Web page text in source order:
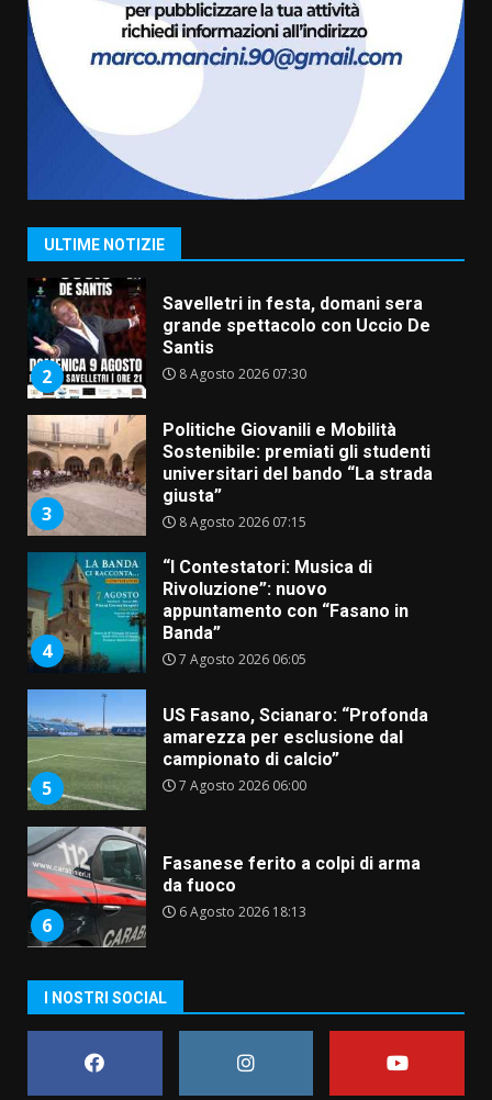
ULTIME NOTIZIE
Carta d’identità: continua il piano
di aperture straordinarie del
Comune di Fasano
6 Agosto 2026 14:16
1
La Banda Città di Fasano apre
ufficialmente la Festa di
2
Savelletri in festa, domani sera
grande spettacolo con Uccio De
Santis
8 Agosto 2026 07:30
3
Politiche Giovanili e Mobilità
Sostenibile: premiati gli studenti
universitari del bando “La strada
giusta”
8 Agosto 2026 07:15
4
“I Contestatori: Musica di
Rivoluzione”: nuovo
appuntamento con “Fasano in
Banda”
7 Agosto 2026 06:05
5
US Fasano, Scianaro: “Profonda
amarezza per esclusione dal
campionato di calcio”
7 Agosto 2026 06:00
6
Fasanese ferito a colpi di arma
da fuoco
6 Agosto 2026 18:13
di aperture straordinarie del
Comune di Fasano
6 Agosto 2026 14:16
I NOSTRI SOCIAL